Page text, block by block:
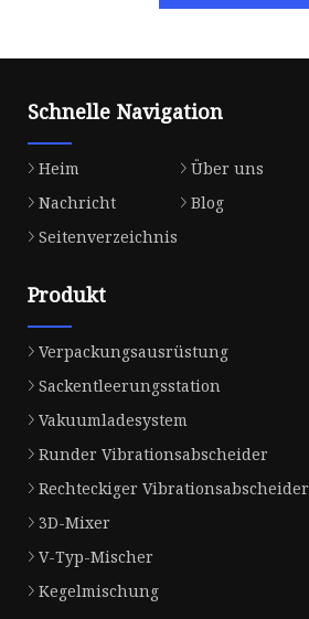
Schnelle Navigation
Heim Über uns
Nachricht
Blog
Seitenverzeichnis
Produkt
Verpackungsausrüstung
Sackentleerungsstation
Vakuumladesystem
Runder Vibrationsabscheider
Rechteckiger Vibrationsabscheider
3D-Mixer
V-Typ-Mischer
Kegelmischung